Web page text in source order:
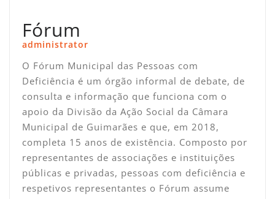
Fórum
administrator
O Fórum Municipal das Pessoas com
Deficiência é um órgão informal de debate, de
consulta e informação que funciona com o
apoio da Divisão da Ação Social da Câmara
Municipal de Guimarães e que, em 2018,
completa 15 anos de existência. Composto por
representantes de associações e instituições
públicas e privadas, pessoas com deficiência e
respetivos representantes o Fórum assume